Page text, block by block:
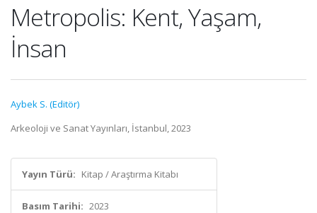
Metropolis: Kent, Yaşam,
İnsan
Aybek S. (Editör)
Arkeoloji ve Sanat Yayınları, İstanbul, 2023
Yayın Türü: Kitap / Araştırma Kitabı
Basım Tarihi: 2023